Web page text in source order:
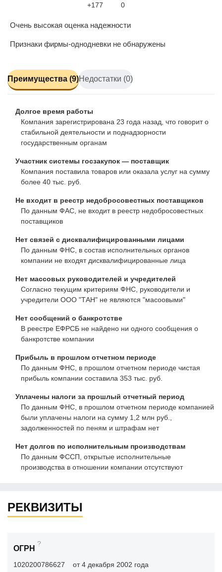
+177 0
Очень высокая оценка надежности
Признаки фирмы-однодневки не обнаружены
Преимущества (9)Недостатки (0)
Долгое время работы
Компания зарегистрирована 23 года назад, что говорит о
стабильной деятельности и поднадзорности
государственным органам
Участник системы госзакупок — поставщик
Компания поставила товаров или оказала услуг на сумму
более 40 тыс. руб.
Не входит в реестр недобросовестных поставщиков
По данным ФАС, не входит в реестр недобросовестных
поставщиков
Нет связей с дисквалифицированными лицами
По данным ФНС, в состав исполнительных органов
компании не входят дисквалифицированные лица
Нет массовых руководителей и учредителей
Согласно текущим критериям ФНС, руководители и
учредители ООО "ТАН" не являются "масоовыми"
Нет сообщений о банкротстве
В реестре ЕФРСБ не найдено ни одного сообщения о
банкротстве компании
Прибыль в прошлом отчетном периоде
По данным ФНС, в прошлом отчетном периоде чистая
прибыль компании составила 353 тыс. руб.
Уплачены налоги за прошлый отчетный период
По данным ФНС, в прошлом отчетном периоде компанией
были уплачены налоги на сумму 1,2 млн руб.,
задолженностей по пеням и штрафам нет
Нет долгов по исполнительным производствам
По данным ФССП, открытые исполнительные
производства в отношении компании отсутствуют
РЕКВИЗИТЫ
ОГРН
?
1020200786627 от 4 декабря 2002 года